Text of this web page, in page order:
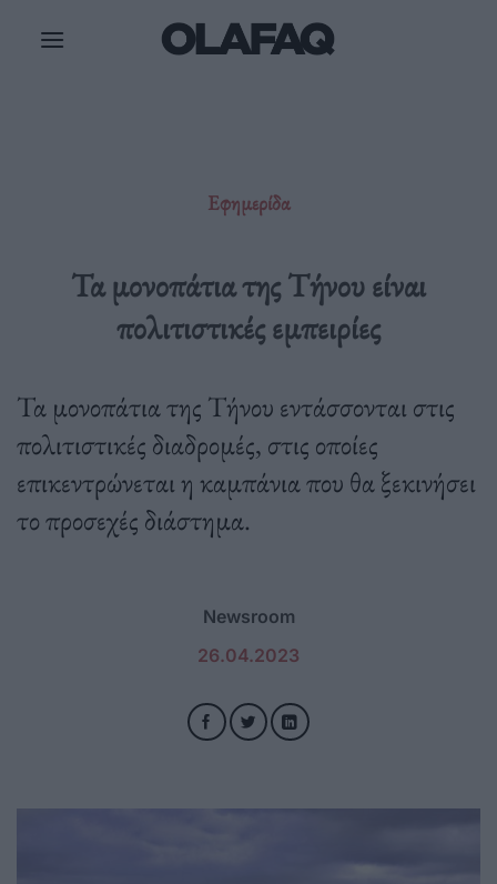
Εφημερίδα
Τα μονοπάτια της Τήνου είναι
πολιτιστικές εμπειρίες
Τα μονοπάτια της Τήνου εντάσσονται στις
πολιτιστικές διαδρομές, στις οποίες
επικεντρώνεται η καμπάνια που θα ξεκινήσει
το προσεχές διάστημα.
Newsroom
26.04.2023